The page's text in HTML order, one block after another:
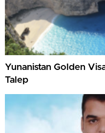
Yunanistan Golden
Talep